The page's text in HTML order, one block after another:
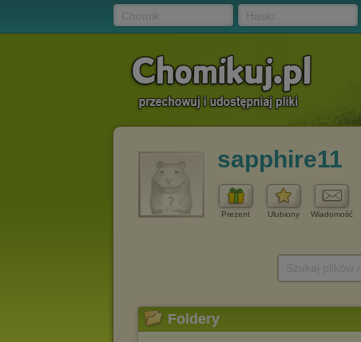
sapphire11
Prezent Ulubiony Wiadomość
Foldery